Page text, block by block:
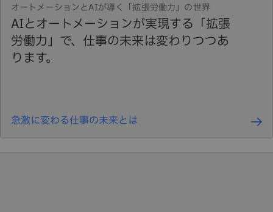
オートメーションとAIが導く「拡張労働力」の世界
AIとオートメーションが実現する「拡張
労働力」で、仕事の未来は変わりつつあ
ります。
急激に変わる仕事の未来とは